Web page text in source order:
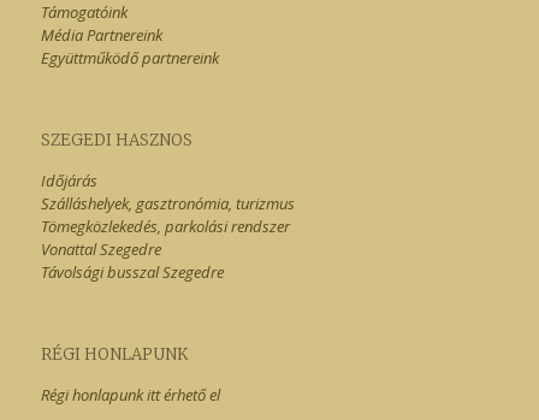
Támogatóink
Média Partnereink
Együttműködő partnereink
SZEGEDI HASZNOS
Időjárás
Szálláshelyek, gasztronómia, turizmus
Tömegközlekedés, parkolási rendszer
Vonattal Szegedre
Távolsági busszal Szegedre
RÉGI HONLAPUNK
Régi honlapunk itt érhető el